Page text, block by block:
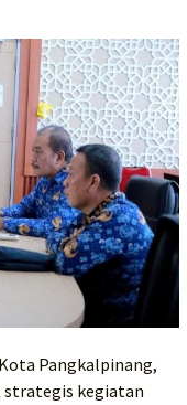
Pangkalpinang,
strategis kegiatan